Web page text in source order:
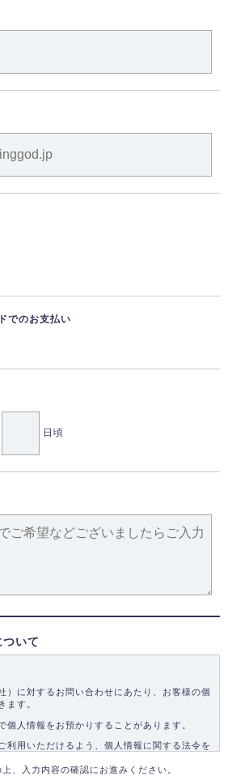
でのお支払い
日頃
いて
）に対するお問い合わせにあたり、お客様の個
ます。
個人情報をお預かりすることがあります。
利用いただけるよう、個人情報に関する法令を
上、入力内容の確認にお進みください。